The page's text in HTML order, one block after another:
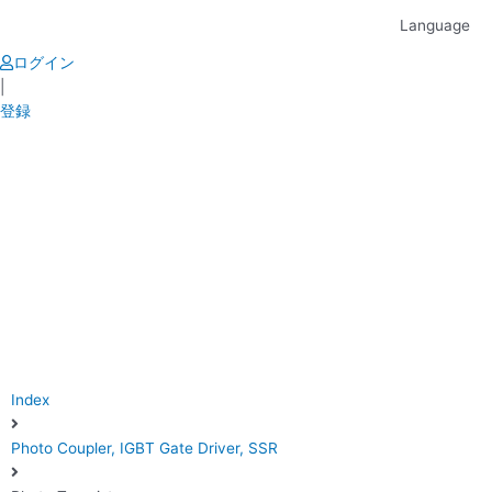
content
Language
ログイン
登録
Index
Photo Coupler, IGBT Gate Driver, SSR